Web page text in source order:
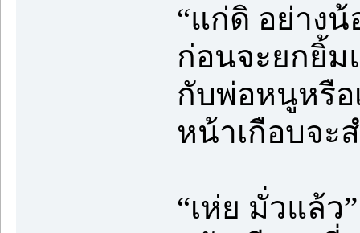
“แก่ดิ อย่าง
ก่อนจะยกยิ้ม
กับพ่อหนูหรือ
หน้าเกือบจะ
“เห่ย มั่วแล้ว